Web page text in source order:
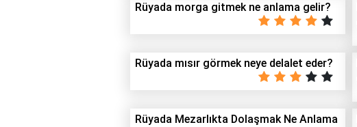
Rüyada morga gitmek ne anlama gelir?
Rüyada mısır görmek neye delalet eder?
Rüyada Mezarlıkta Dolaşmak Ne Anlama